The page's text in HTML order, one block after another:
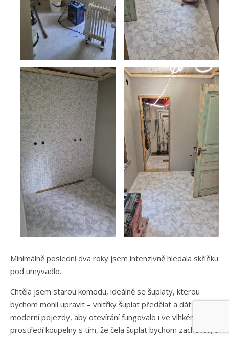
Minimálně poslední dva roky jsem intenzivně hledala skříňku
pod umyvadlo.
Chtěla jsem starou komodu, ideálně se šuplaty, kterou
bychom mohli upravit – vnitřky šuplat předělat a dát na
moderní pojezdy, aby otevírání fungovalo i ve vlhkém
prostředí koupelny s tím, že čela šuplat bychom zachovali, a